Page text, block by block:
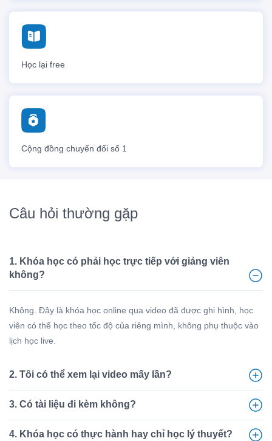
Học lại free
Cộng đồng chuyển đổi số 1
Câu hỏi thường gặp
1. Khóa học có phải học trực tiếp với giảng viên
không?
Không. Đây là khóa học online qua video đã được ghi hình, học
viên có thể học theo tốc độ của riêng mình, không phụ thuộc vào
lịch học live.
2. Tôi có thể xem lại video mấy lần?
3. Có tài liệu đi kèm không?
4. Khóa học có thực hành hay chỉ học lý thuyết?